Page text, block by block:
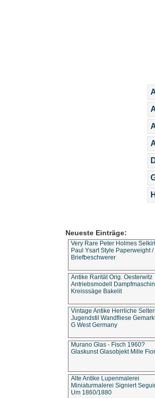
Neueste Einträge:
Very Rare Peter Holmes
Paul Ysart Style Paperweight /
Briefbeschwerer
Antike Rarität Orig. Oesterwitz
Antriebsmodell
Kreisssäge Bakelit
Vintage Antike Herrliche
Jugendstil Wandfliese
G West Germany
Murano Glas - Fisch 1960?
Glaskunst Glasobjekt Mille
Alte Antike Lupenmalerei
Miniaturmalerei Signiert
Um 1860/1880